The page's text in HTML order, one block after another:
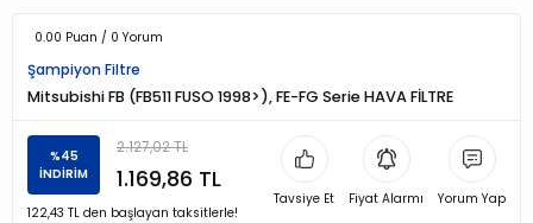
0.00 Puan / 0 Yorum
Şampiyon Filtre
Mitsubishi FB (FB511 FUSO 1998>), FE-FG Serie HAVA FİLTRE
%45
İNDİRİM
2.127,02 TL
1.169,86 TL
122,43 TL den başlayan taksitlerle!
Tavsiye Et Fiyat Alarmı Yorum Yap